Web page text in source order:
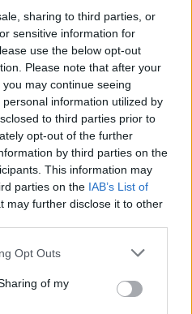
sharing to third parties, or
sensitive information for
use the below opt-out
Please note that after your
may continue seeing
information utilized by
to third parties prior to
opt-out of the further
by third parties on the
This information may
parties on the IAB’s List of
may further disclose it to other
Opt Outs
of my
να έρθει από μικρές
τη δυσκολία. Όταν ο
αρκετές
να προχωρήσετε στο
τα πρώτα «μαθήματα» θα
στο σπίτι, όπου ο σκύλος
περισπασμούς και θα
σε εσάς.
φορές, να έχετε τον
εάν είναι τελείως
να σας αγνοήσει, με
εκπαίδευσής του να
σας με το λουρί,
μέχρι να
το τι ζητάτε από αυτόν.